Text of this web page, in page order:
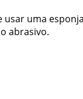
usar uma
abrasivo.